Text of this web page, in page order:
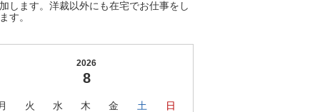
します。洋裁以外にも在宅でお仕事をし
す。
2026
8
月 火 水 木 金 土
日